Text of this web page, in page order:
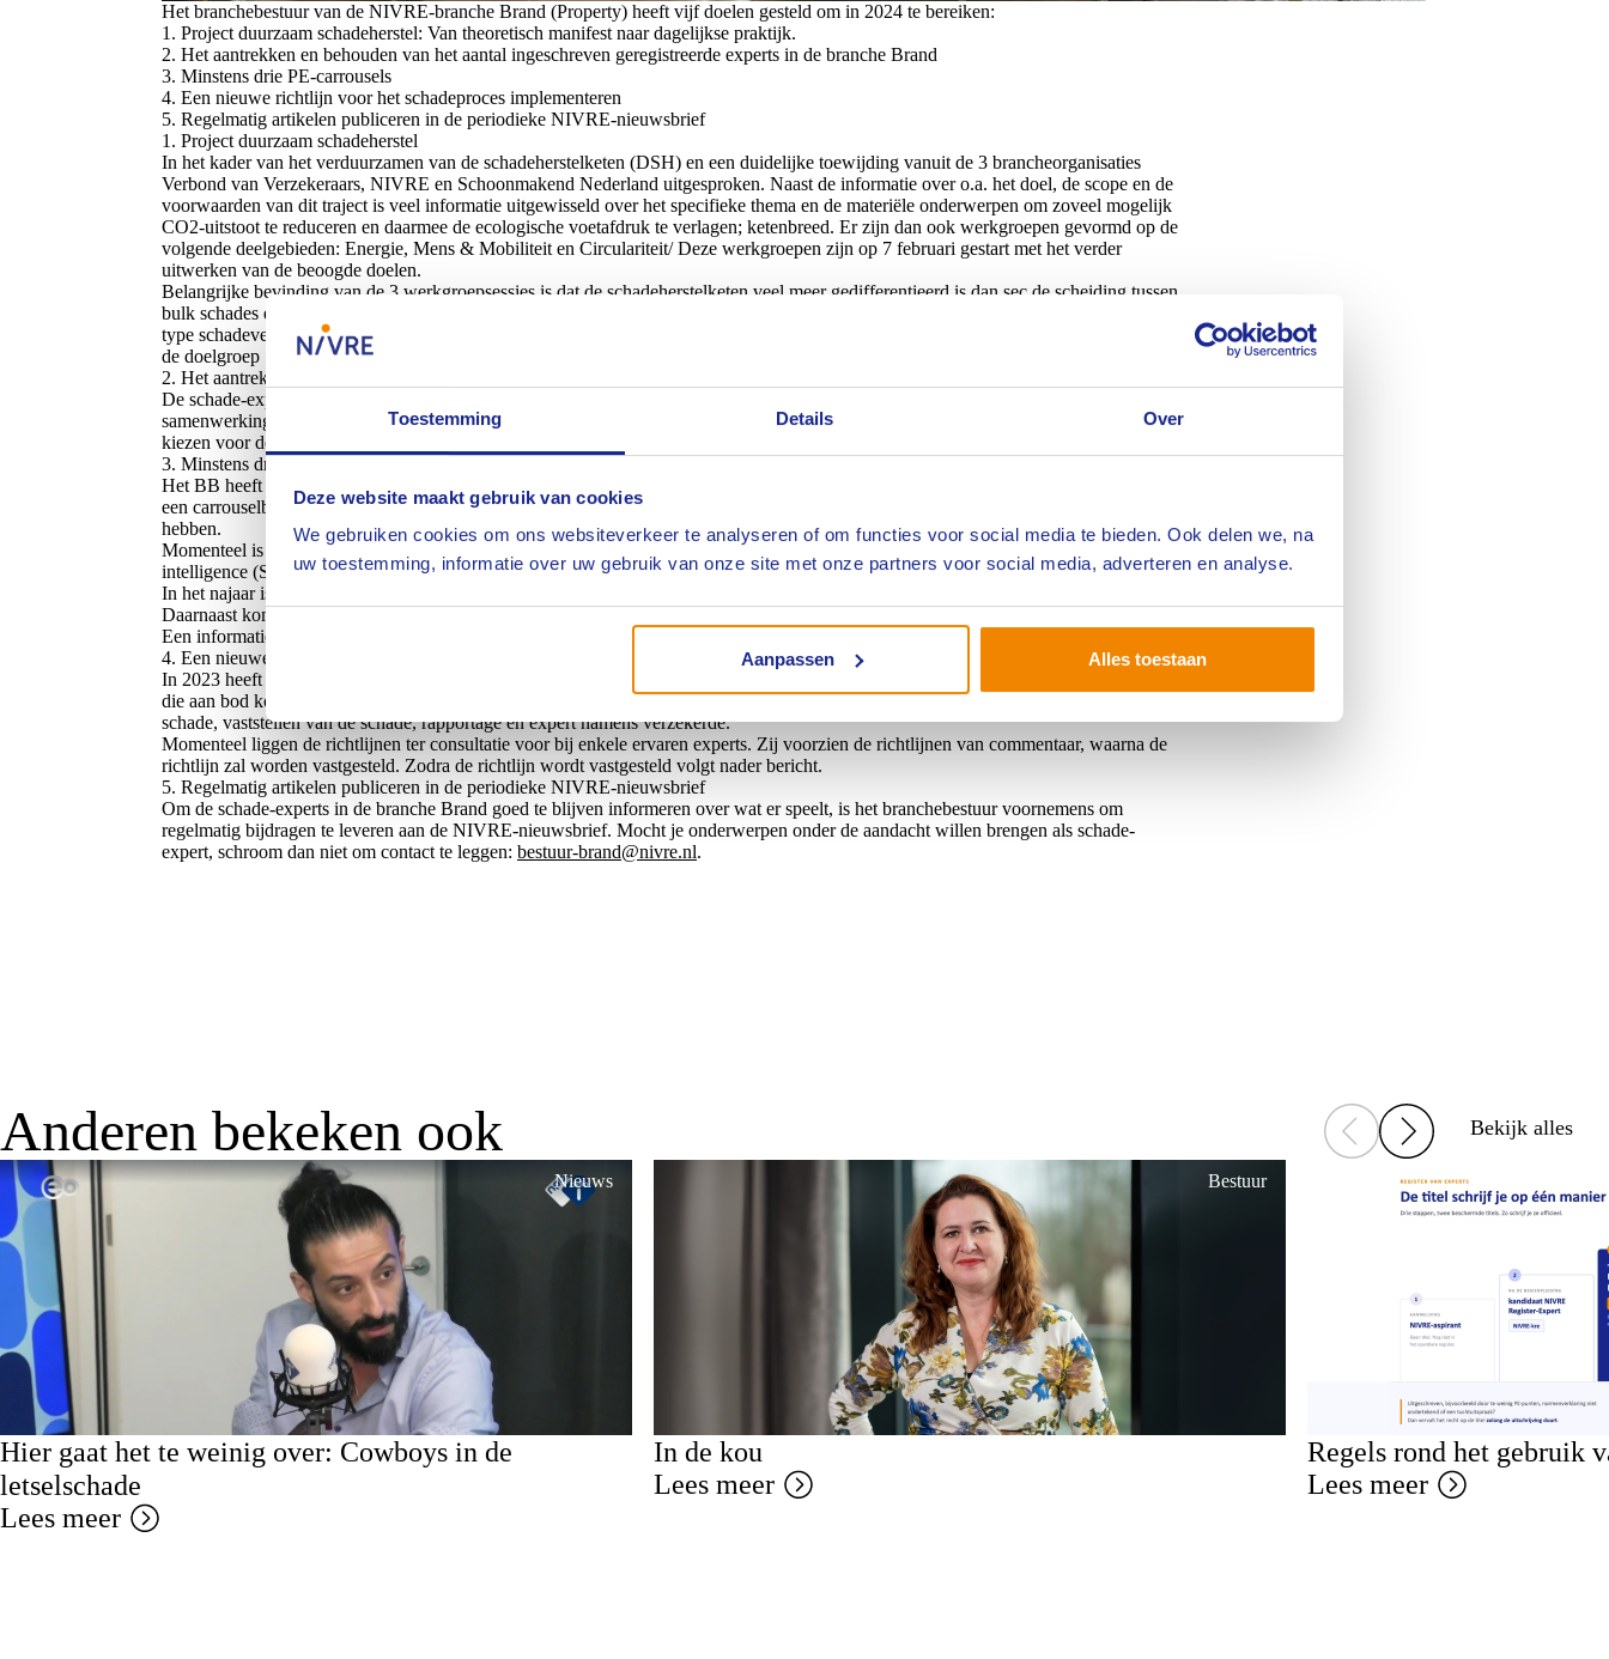
Toestemming Details Over
Deze website maakt gebruik van cookies
We gebruiken cookies om ons websiteverkeer te analyseren of om functies voor social media te bieden. Ook delen we, na
uw toestemming, informatie over uw gebruik van onze site met onze partners voor social media, adverteren en analyse.
Aanpassen Alles toestaan
Het branchebestuur van de NIVRE-branche Brand (Property) heeft vijf doelen gesteld om in 2024 te bereiken:
1. Project duurzaam schadeherstel: Van theoretisch manifest naar dagelijkse praktijk.
2. Het aantrekken en behouden van het aantal ingeschreven geregistreerde experts in de branche Brand
3. Minstens drie PE-carrousels
4. Een nieuwe richtlijn voor het schadeproces implementeren
5. Regelmatig artikelen publiceren in de periodieke NIVRE-nieuwsbrief
1. Project duurzaam schadeherstel
In het kader van het verduurzamen van de schadeherstelketen (DSH) en een duidelijke toewijding vanuit de 3 brancheorganisaties
Verbond van Verzekeraars, NIVRE en Schoonmakend Nederland uitgesproken. Naast de informatie over o.a. het doel, de scope en de
voorwaarden van dit traject is veel informatie uitgewisseld over het specifieke thema en de materiële onderwerpen om zoveel mogelijk
CO2-uitstoot te reduceren en daarmee de ecologische voetafdruk te verlagen; ketenbreed. Er zijn dan ook werkgroepen gevormd op de
volgende deelgebieden: Energie, Mens & Mobiliteit en Circulariteit/ Deze werkgroepen zijn op 7 februari gestart met het verder
uitwerken van de beoogde doelen.
Belangrijke bevinding van de 3 werkgroepsessies is dat de schadeherstelketen veel meer gedifferentieerd is dan sec de scheiding tussen
bulk schades en grote schades (inclusief de €100K+ schades) gelet op o.a. type schades (brand-, water-, storm-, vallen/stoten, etc.) en
type schadeverzekering (opstal- en inboedelverzekering). Ten aanzien van die benodigde prioritering is door de stuurgroep besloten dat
de doelgroep ‘groot-zakelijk’ en de type schade ‘glasschade’ en ‘bouwkundige schade’ voor nu in dit stadium out of scope is.
2. Het aantrekken en behouden van het aantal ingeschreven geregistreerde experts in de branche Brand
De schade-expertise is aan vergrijzing onderhevig, de branche Brand ontkomt hier niet aan. Het branchebestuur heeft interesse om de
samenwerking met NIVRE Start op te zoeken om opleidingsinstellingen te bezoeken om jonge mensen te enthousiasmeren om te
kiezen voor de schade-expertise.
3. Minstens drie PE-carrousels
Het BB heeft de ambitie uitgesproken om drie PE-bijeenkomsten te organiseren, waaronder in ieder geval één carrouselbijeenkomst. In
een carrouselbijeenkomst worden meerdere presentaties georganiseerd die voor wat betreft onderwerpen met elkaar een samenhang
hebben.
Momenteel is een dergelijke bijeenkomst in voorbereiding met als onderwerp Open-source intelligence (OSINT) en Social media
intelligence (SOCMINT).
In het najaar is het de bedoeling dat vanuit het branchebestuur invulling wordt gegeven aan duurzaamheid in schade en het manifest.
Daarnaast komen er andere onderwerpen binnenkort aan bod zoals: afschrijving nieuw voor oud en incourantheid van goederen.
Een informatieve VNAB-borrel Brand met aanwezigheid van opdrachtgevers wordt overwogen.
4. Een nieuwe richtlijn voor het schadeproces implementeren
In 2023 heeft het branchebestuur geschreven aan een veelomvattend stelsel van richtlijnen voor het schadeproces Brand. Onderdelen
die aan bod komen in de gebundelde richtlijn zijn de opdrachtaanname, eerste expertise, toedracht en oorzaak, regres, omvang van de
schade, vaststellen van de schade, rapportage en expert namens verzekerde.
Momenteel liggen de richtlijnen ter consultatie voor bij enkele ervaren experts. Zij voorzien de richtlijnen van commentaar, waarna de
richtlijn zal worden vastgesteld. Zodra de richtlijn wordt vastgesteld volgt nader bericht.
5. Regelmatig artikelen publiceren in de periodieke NIVRE-nieuwsbrief
Om de schade-experts in de branche Brand goed te blijven informeren over wat er speelt, is het branchebestuur voornemens om
regelmatig bijdragen te leveren aan de NIVRE-nieuwsbrief. Mocht je onderwerpen onder de aandacht willen brengen als schade-
expert, schroom dan niet om contact te leggen: bestuur-brand@nivre.nl.
Anderen bekeken ook Bekijk alles
Nieuws
Hier gaat het te weinig over: Cowboys in de
letselschade
Lees meer
Bestuur
In de kou
Lees meer
Regels rond het gebruik
Lees meer